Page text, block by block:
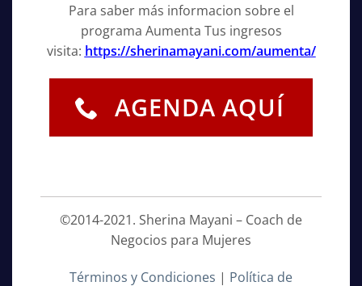
Para saber más informacion sobre el
programa Aumenta Tus ingresos
visita: https://sherinamayani.com/aumenta/
AGENDA AQUÍ
©2014-2021. Sherina Mayani – Coach de
Negocios para Mujeres
Términos y Condiciones | Política de